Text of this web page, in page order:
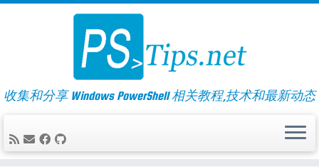
Skip
收集和分享 Windows PowerShell 相关教程,技术和最新动态